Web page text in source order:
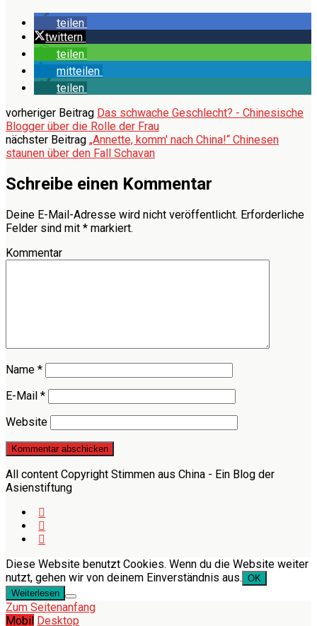
teilen
twittern
teilen
mitteilen
teilen
vorheriger Beitrag Das schwache Geschlecht? - Chinesische
Blogger über die Rolle der Frau
nächster Beitrag „Annette, komm' nach China!“ Chinesen
staunen über den Fall Schavan
Schreibe einen Kommentar
Deine E-Mail-Adresse wird nicht veröffentlicht. Erforderliche
Felder sind mit * markiert.
Kommentar
Name *
E-Mail *
Website
All content Copyright Stimmen aus China - Ein Blog der
Asienstiftung
Diese Website benutzt Cookies. Wenn du die Website weiter
nutzt, gehen wir von deinem Einverständnis aus. OK
Weiterlesen
Zum Seitenanfang
Mobil Desktop